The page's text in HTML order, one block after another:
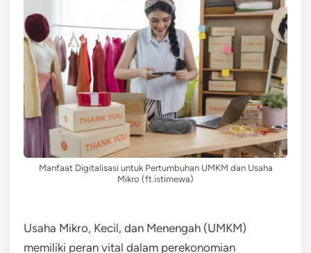
Manfaat Digitalisasi untuk Pertumbuhan UMKM dan Usaha
Mikro (ft.istimewa)
Usaha Mikro, Kecil, dan Menengah (UMKM)
memiliki peran vital dalam perekonomian